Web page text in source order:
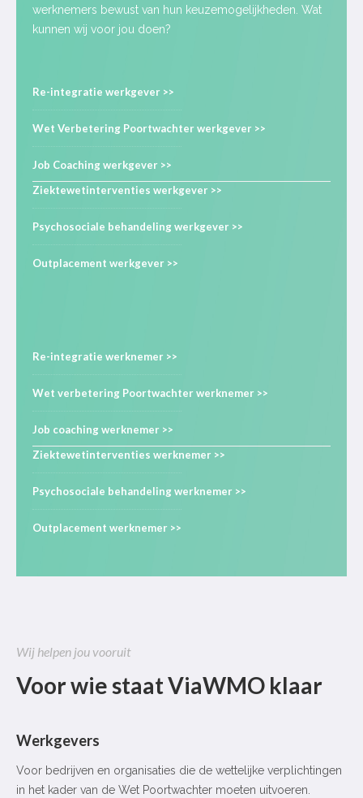
werknemers bewust van hun keuzemogelijkheden. Wat
kunnen wij voor jou doen?
Re-integratie werkgever >>
Wet Verbetering Poortwachter werkgever >>
Job Coaching werkgever >>
Ziektewetinterventies werkgever >>
Psychosociale behandeling werkgever >>
Outplacement werkgever >>
Re-integratie werknemer >>
Wet verbetering Poortwachter werknemer >>
Job coaching werknemer >>
Ziektewetinterventies werknemer >>
Psychosociale behandeling werknemer >>
Outplacement werknemer >>
Wij helpen jou vooruit
Voor wie staat ViaWMO klaar
Werkgevers
Voor bedrijven en organisaties die de wettelijke verplichtingen
in het kader van de Wet Poortwachter moeten uitvoeren.